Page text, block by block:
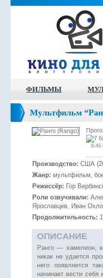
ФИЛЬМЫ
Мультфильм
8.45
Производство: США
Жанр: мультфильм,
Режиссёр: Гор
Роли озвучивали:
Ярославцев, Иван
Продолжительность:
ОПИСАНИЕ
Ранго — хамелеон,
никак не удается
него появляется
начинает вести